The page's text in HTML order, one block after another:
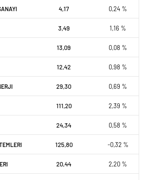
4,17 0,24 %
3,49 1,16 %
13,09 0,08 %
12,42 0,98 %
29,30 0,69 %
111,20 2,39 %
24,34 0,58 %
125,80 -0,32 %
20,44 2,20 %